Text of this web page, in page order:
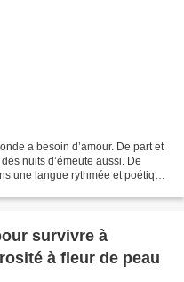
nuits d’émeute aussi. De
une langue rythmée et poétique,
survivre à
à fleur de peau